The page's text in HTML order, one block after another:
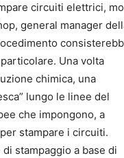
circuiti elettrici,
general manager
Una volta
chimica, una
lungo le linee del
che impongono, a
stampare i circuiti.
stampaggio a base di